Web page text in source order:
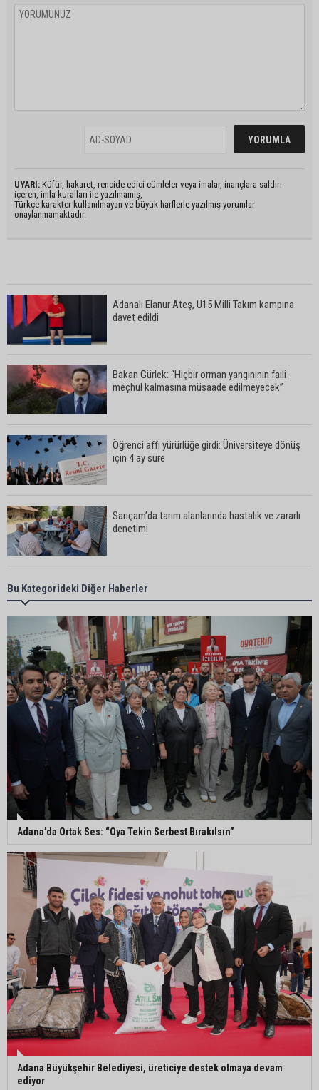
UYARI: Küfür, hakaret, rencide edici cümleler veya imalar, inançlara saldırı
içeren, imla kuralları ile yazılmamış,
Türkçe karakter kullanılmayan ve büyük harflerle yazılmış yorumlar
onaylanmamaktadır.
Adanalı Elanur Ateş, U15 Milli Takım kampına
davet edildi
Bakan Gürlek: “Hiçbir orman yangınının faili
meçhul kalmasına müsaade edilmeyecek”
Öğrenci affı yürürlüğe girdi: Üniversiteye dönüş
için 4 ay süre
Sarıçam’da tarım alanlarında hastalık ve zararlı
denetimi
Adanalı iki teknik direktör Trendyol 1. Lig’de
görev yapacak
Süreyya Yavuz’dan şehit ailelerine ziyaret
Murat Şahin Aktürk, YENİ Parti Tufanbeyli İlçe
Başkanı oldu
ASKİ Genel Müdürü Mansur Aladağ emekli oldu
İngiltere’nin çöpü Adana’ya geldi, mikroplastik
tartışması büyüdü
ATÜ’de "Sunar Gastronomi ve Mutfak Sanatları
Akademisi" kuruluyor
Bu Kategorideki Diğer Haberler
Adana’da Ortak Ses: “Oya Tekin Serbest Bırakılsın”
Adana Büyükşehir Belediyesi, üreticiye destek olmaya devam
ediyor